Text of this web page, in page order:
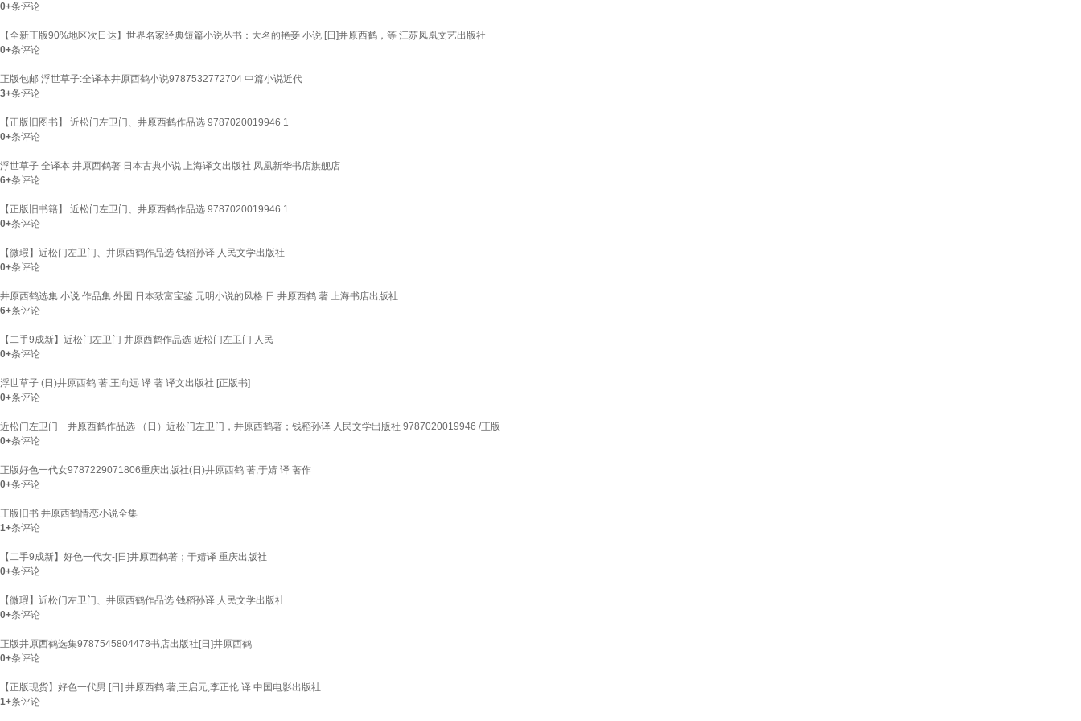
0+条评论
【全新正版90%地区次日达】世界名家经典短篇小说丛书：大名的艳妾 小说 [日]井原西鹤，等 江苏凤凰文艺出版社
0+条评论
正版包邮 浮世草子:全译本井原西鹤小说9787532772704 中篇小说近代
3+条评论
【正版旧图书】 近松门左卫门、井原西鹤作品选 9787020019946 1
0+条评论
浮世草子 全译本 井原西鹤著 日本古典小说 上海译文出版社 凤凰新华书店旗舰店
6+条评论
【正版旧书籍】 近松门左卫门、井原西鹤作品选 9787020019946 1
0+条评论
【微瑕】近松门左卫门、井原西鹤作品选 钱稻孙译 人民文学出版社
0+条评论
井原西鹤选集 小说 作品集 外国 日本致富宝鉴 元明小说的风格 日 井原西鹤 著 上海书店出版社
6+条评论
【二手9成新】近松门左卫门 井原西鹤作品选 近松门左卫门 人民
0+条评论
浮世草子 (日)井原西鹤 著;王向远 译 著 译文出版社 [正版书]
0+条评论
近松门左卫门 井原西鹤作品选 （日）近松门左卫门，井原西鹤著；钱稻孙译 人民文学出版社 9787020019946 /正版
0+条评论
正版好色一代女9787229071806重庆出版社(日)井原西鹤 著;于婧 译 著作
0+条评论
正版旧书 井原西鹤情恋小说全集
1+条评论
【二手9成新】好色一代女-[日]井原西鹤著；于婧译 重庆出版社
0+条评论
【微瑕】近松门左卫门、井原西鹤作品选 钱稻孙译 人民文学出版社
0+条评论
正版井原西鹤选集9787545804478书店出版社[日]井原西鹤
0+条评论
【正版现货】好色一代男 [日] 井原西鹤 著,王启元,李正伦 译 中国电影出版社
1+条评论